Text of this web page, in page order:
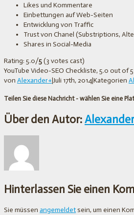
Likes und Kommentare
Einbettungen auf Web-Seiten
Entwicklung von Traffic
Trust von Chanel (Substriptions,
Shares in Social-Media
Rating: 5.0/5(3 votes cast)
YouTube Video-SEO Checkliste, 5.0 out of5
von Alexander+|Juli 17th, 2014|Kategorien
Teilen Sie diese Nachricht - wählen Sie eine
Über den Autor:Alexander
Hinterlassen Sie einen
Sie müssen angemeldet sein, um einen